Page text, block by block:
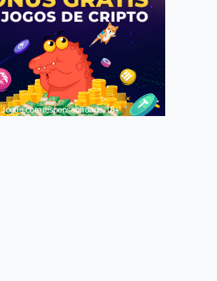
Jogue com responsabilidade. 18+